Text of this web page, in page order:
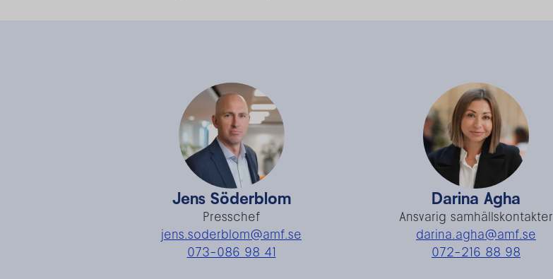
Jens Söderblom
Presschef
jens.soderblom@amf.se
073-086 98 41
Darina Agha
Ansvarig samhällskontakter
darina.agha@amf.se
072-216 88 98